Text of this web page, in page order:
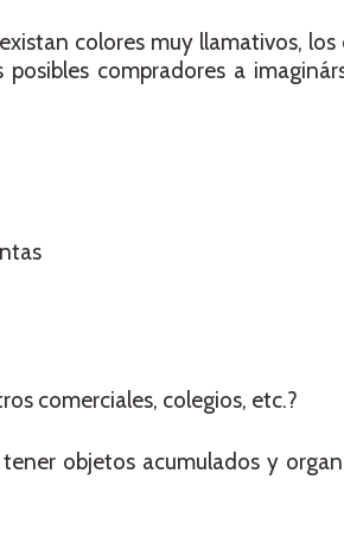
colores muy llamativos,
compradores a
comerciales, colegios, etc.?
objetos acumulados y